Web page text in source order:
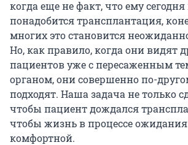
когда еще не факт, что ему
понадобится трансплантация,
многих это становится
Но, как правило, когда они видят
пациентов уже с пересаженным
органом, они совершенно по-
подходят. Наша задача не только
чтобы пациент дождался
чтобы жизнь в процессе
комфортной.